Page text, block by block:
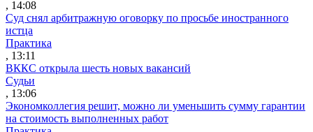
, 14:08
Суд снял арбитражную оговорку по просьбе иностранного
истца
Практика
, 13:11
ВККС открыла шесть новых вакансий
Судьи
, 13:06
Экономколлегия решит, можно ли уменьшить сумму гарантии
на стоимость выполненных работ